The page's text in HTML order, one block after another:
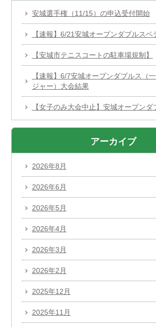
安城選手権（11/15）の申込受付開始
【速報】6/21安城オープンダブルスベ
【安城市テニスコートの駐車場規制】
【速報】6/7安城オープンダブルス（
ジャー）大会結果
【女子のみ大会中止】安城オープンダ
アーカイブ
2026年8月
2026年6月
2026年5月
2026年4月
2026年3月
2026年2月
2025年12月
2025年11月